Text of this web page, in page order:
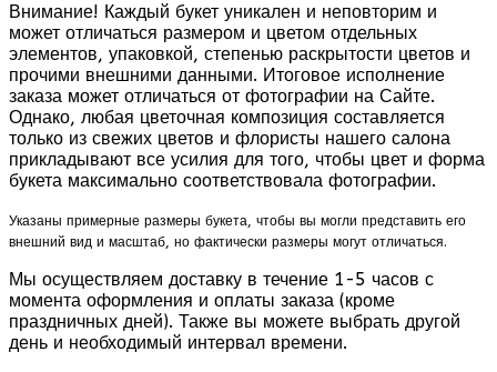
Внимание! Каждый букет уникален и неповторим и
может отличаться размером и цветом отдельных
элементов, упаковкой, степенью раскрытости цветов и
прочими внешними данными. Итоговое исполнение
заказа может отличаться от фотографии на Сайте.
Однако, любая цветочная композиция составляется
только из свежих цветов и флористы нашего салона
прикладывают все усилия для того, чтобы цвет и форма
букета максимально соответствовала фотографии.
Указаны примерные размеры букета, чтобы вы могли представить его
внешний вид и масштаб, но фактически размеры могут отличаться.
Мы осуществляем доставку в течение 1-5 часов с
момента оформления и оплаты заказа (кроме
праздничных дней). Также вы можете выбрать другой
день и необходимый интервал времени.